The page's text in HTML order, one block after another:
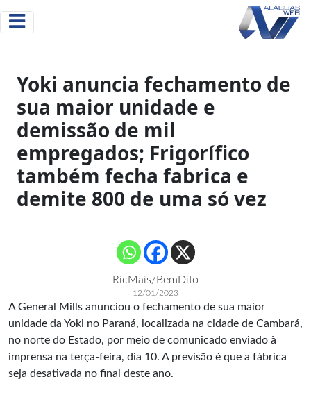
Yoki anuncia fechamento de
sua maior unidade e
demissão de mil
empregados; Frigorífico
também fecha fabrica e
demite 800 de uma só vez
RicMais/BemDito
12/01/2023
A General Mills anunciou o fechamento de sua maior
unidade da Yoki no Paraná, localizada na cidade de Cambará,
no norte do Estado, por meio de comunicado enviado à
imprensa na terça-feira, dia 10. A previsão é que a fábrica
seja desativada no final deste ano.